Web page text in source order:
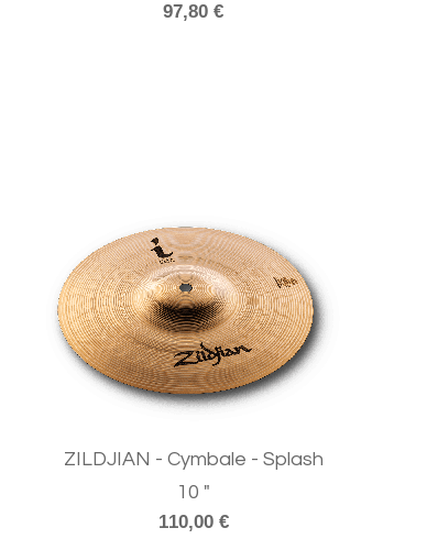
97,80 €
ZILDJIAN - Cymbale - Splash
10 "
110,00 €